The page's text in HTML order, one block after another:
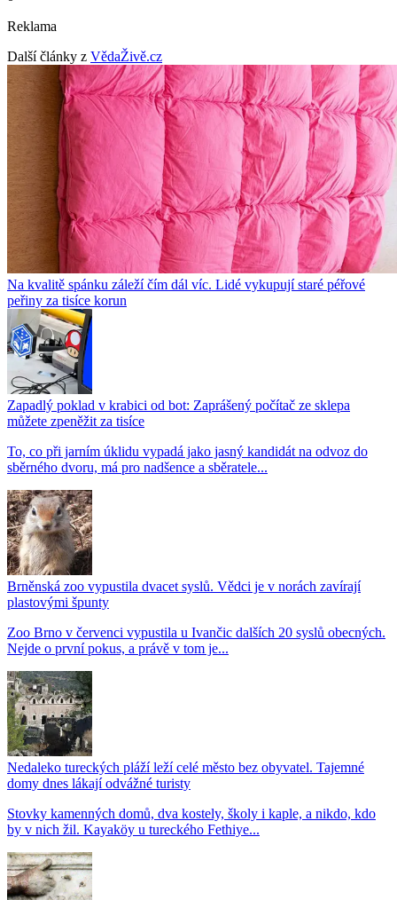
Reklama
Další články z VědaŽivě.cz
Na kvalitě spánku záleží čím dál víc. Lidé vykupují staré péřové
peřiny za tisíce korun
Zapadlý poklad v krabici od bot: Zaprášený počítač ze sklepa
můžete zpeněžit za tisíce
To, co při jarním úklidu vypadá jako jasný kandidát na odvoz do
sběrného dvoru, má pro nadšence a sběratele...
Brněnská zoo vypustila dvacet syslů. Vědci je v norách zavírají
plastovými špunty
Zoo Brno v červenci vypustila u Ivančic dalších 20 syslů obecných.
Nejde o první pokus, a právě v tom je...
Nedaleko tureckých pláží leží celé město bez obyvatel. Tajemné
domy dnes lákají odvážné turisty
Stovky kamenných domů, dva kostely, školy i kaple, a nikdo, kdo
by v nich žil. Kayaköy u tureckého Fethiye...